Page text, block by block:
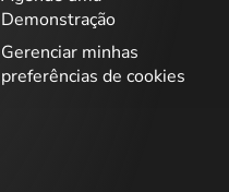
Demonstração
Gerenciar minhas
preferências de cookies